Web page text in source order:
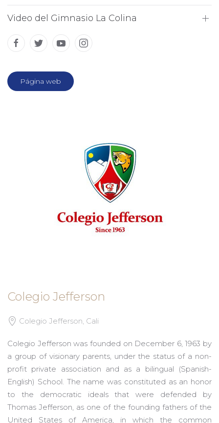
Video del Gimnasio La Colina
Página web
Colegio Jefferson
Colegio Jefferson, Cali
Colegio Jefferson was founded on December 6, 1963 by
a group of visionary parents, under the status of a non-
profit private association and as a bilingual (Spanish-
English) School. The name was constituted as an honor
to the democratic ideals that were defended by
Thomas Jefferson, as one of the founding fathers of the
United States of America, in which the common